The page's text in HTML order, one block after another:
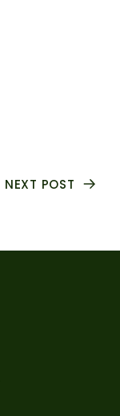
NEXT POST